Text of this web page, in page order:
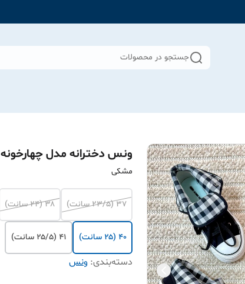
جستجو در محصولات
ونس دخترانه مدل چهارخونه
مشکی
۳۷ (۲۳/۵ سانت) ۳۸ (۲۴ سانت)
۴۰ (۲۵ سانت) ۴۱ (۲۵/۵ سانت)
دسته‌بندی: ونس